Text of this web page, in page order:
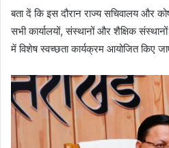
बता दें कि इस दौरान राज्य सचिवालय और
सभी कार्यालयों, संस्थानों और शैक्षिक
में विशेष स्वच्छता कार्यक्रम आयोजित किए